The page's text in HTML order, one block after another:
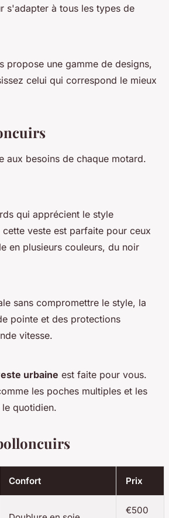
s'adapter à tous les types de
propose une gamme de designs,
celui qui correspond le mieux
aux besoins de chaque motard.
qui apprécient le style
veste est parfaite pour ceux
en plusieurs couleurs, du noir
sans compromettre le style, la
pointe et des protections
vitesse.
urbaine est faite pour vous.
les poches multiples et les
quotidien.
Confort Prix
€500